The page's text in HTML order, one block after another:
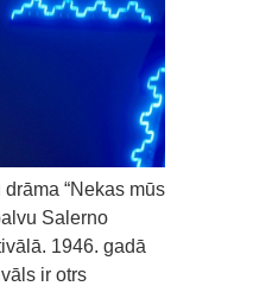
“Nekas mūs
Salerno
1946. gadā
ir otrs